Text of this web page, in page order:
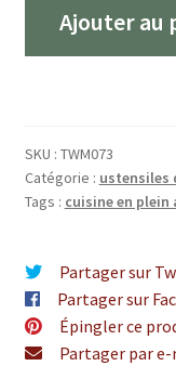
Windmill
Ajouter au
SKU : TWM073
Catégorie : ustensiles
Tags : cuisine en plein
Partager sur
Partager sur
Épingler ce
Partager par